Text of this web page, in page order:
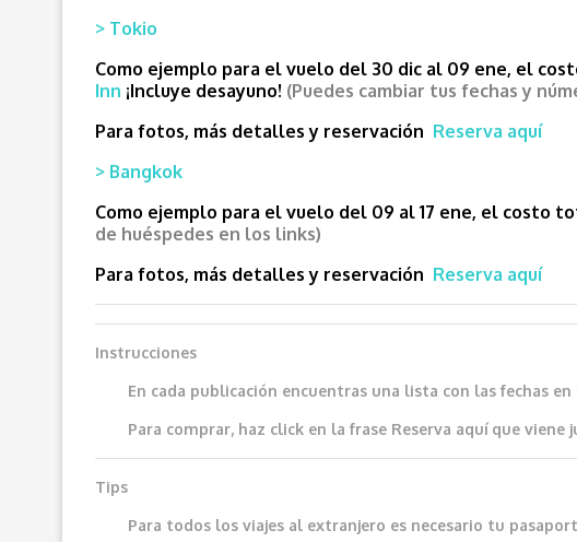
> Tokio
Como ejemplo para el vuelo del 30 dic al 09 ene, el
Inn ¡Incluye desayuno! (Puedes cambiar tus fechas y
Para fotos, más detalles y reservación Reserva aquí
> Bangkok
Como ejemplo para el vuelo del 09 al 17 ene, el costo
de huéspedes en los links)
Para fotos, más detalles y reservación Reserva aquí
Instrucciones
En cada publicación encuentras una lista con las fechas
Para comprar, haz click en la frase Reserva aquí que viene
Tips
Para todos los viajes al extranjero es necesario tu